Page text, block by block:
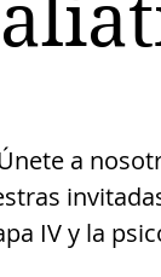
a
IV y la